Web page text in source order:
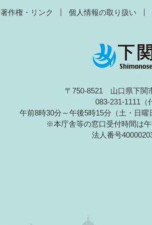
著作権・リンク 個人情報の取り扱い
〒750-8521 山口県下関
083-231-1111（
午前8時30分～午後5時15分（土・日曜
※本庁舎等の窓口受付時間は
法人番号